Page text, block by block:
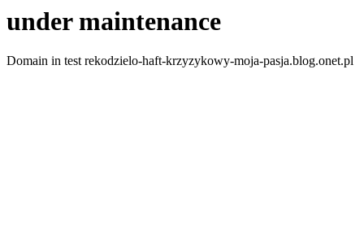
under maintenance
Domain in test rekodzielo-haft-krzyzykowy-moja-pasja.blog.onet.pl